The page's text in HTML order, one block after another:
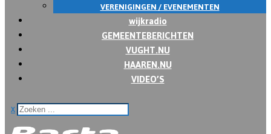
VERENIGINGEN / EVENEMENTEN
wijkradio
GEMEENTEBERICHTEN
VUGHT.NU
HAAREN.NU
VIDEO’S
x